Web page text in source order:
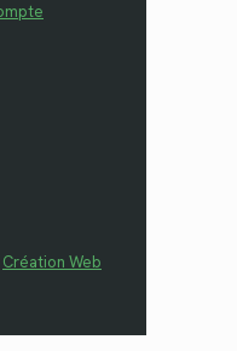
Création Web